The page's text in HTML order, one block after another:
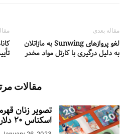
مقاله بعدی
لغو پروازهای Sunwing به مازاتلان
به دلیل درگیری با کارتل‌ مواد مخدر
مقالات
تصویر زنان
اسکناس ۲۰ دلاری